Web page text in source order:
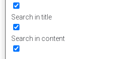
Search in title
Search in content